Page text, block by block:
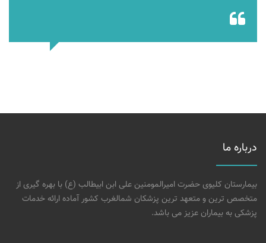
درباره ما
بیمارستان کلیوی حضرت امیرالمومنین علی ابن ابیطالب (ع) با بهره گیری از
متخصص ترین و متعهد ترین پزشکان شمالغرب کشور آماده ارائه خدمات
پزشکی به بیماران عزیز می باشد.